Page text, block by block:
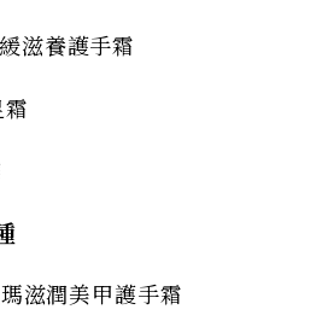
滋養護手霜
滋潤美甲護手霜